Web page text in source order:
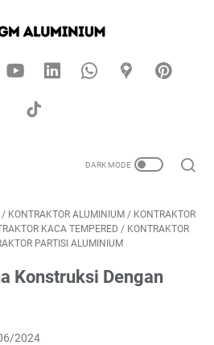
/ KONTRAKTOR ALUMINIUM / KONTRAKTOR
KACA TEMPERED / KONTRAKTOR
PARTISI ALUMINIUM
Konstruksi Dengan
2024